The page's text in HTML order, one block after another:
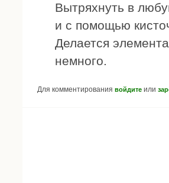
Вытряхнуть в
и с помощью
Делается
немного.
Для комментирования войдите или